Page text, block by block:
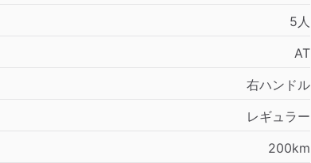
5人
AT
右ハンドル
レギュラー
200km